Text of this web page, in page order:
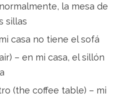
la mesa de
sillas
casa no tiene el sofá
– en mi casa, el sillón
(the coffee table) – mi